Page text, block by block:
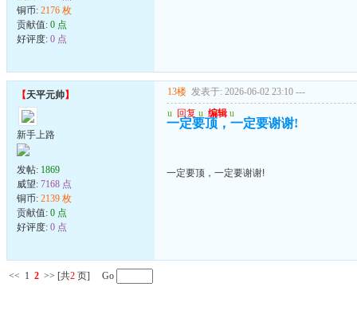
铜币: 2176 枚
贡献值: 0 点
好评度: 0 点
【天平元帅】
新手上路
发帖: 1869
威望: 7168 点
铜币: 2139 枚
贡献值: 0 点
好评度: 0 点
13楼 发表于: 2026-06-02 23:10 ---
u 回复 u 编辑 u
一定要顶，一定要谢谢!
一定要顶，一定要谢谢!
<< 1 2 >> [共2 页] Go